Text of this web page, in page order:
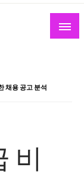
채용 공고 분석
비